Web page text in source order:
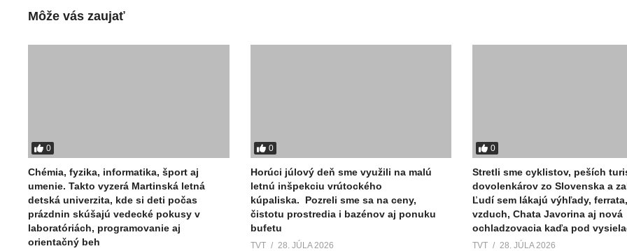
Môže vás zaujať
0
Chémia, fyzika, informatika, šport aj
umenie. Takto vyzerá Martinská letná
detská univerzita, kde si deti počas
prázdnin skúšajú vedecké pokusy v
laboratóriách, programovanie aj
orientačný beh
0
Horúci júlový deň sme využili na malú
letnú inšpekciu vrútockého
kúpaliska. Pozreli sme sa na ceny,
čistotu prostredia i bazénov aj ponuku
bufetu
TVT 28. JÚLA 2026
0
Stretli sme cyklistov, peších
dovolenkárov zo Slovenska a
Ľudí sem lákajú výhľady,
vzduch, Chata Javorina aj nová
ochladzovacia kaďa pod
TVT 28. JÚLA 2026